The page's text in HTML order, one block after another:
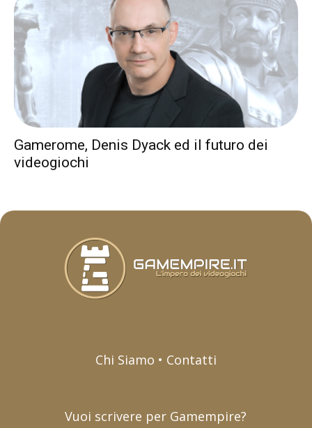
Gamerome, Denis Dyack ed il futuro dei
videogiochi
Chi Siamo • Contatti
Vuoi scrivere per Gamempire?